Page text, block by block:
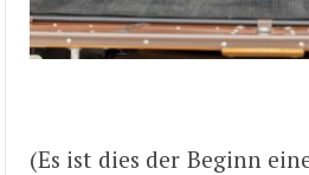
(Es ist dies der Beginn